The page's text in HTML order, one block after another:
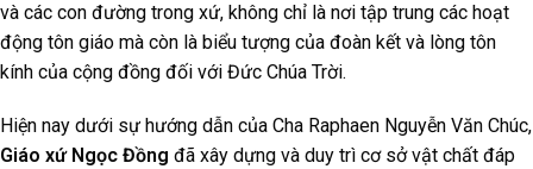
và các con đường trong xứ, không chỉ là nơi tập trung các hoạt
động tôn giáo mà còn là biểu tượng của đoàn kết và lòng tôn
kính của cộng đồng đối với Đức Chúa Trời.
Hiện nay dưới sự hướng dẫn của Cha Raphaen Nguyễn Văn Chúc,
Giáo xứ Ngọc Đồng đã xây dựng và duy trì cơ sở vật chất đáp